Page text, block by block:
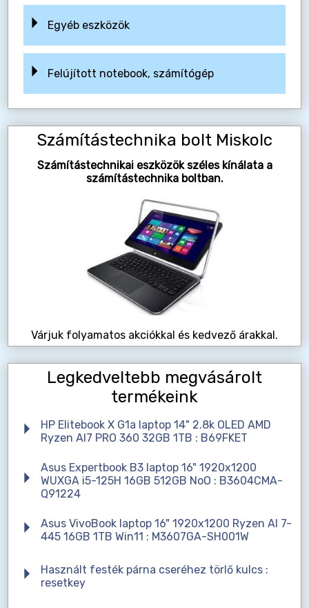
Egyéb eszközök
Felújított notebook, számítógép
Számítástechnika bolt Miskolc
Számítástechnikai eszközök széles kínálata a
számítástechnika boltban.
Várjuk folyamatos akciókkal és kedvező árakkal.
Legkedveltebb megvásárolt
termékeink
HP Elitebook X G1a laptop 14" 2.8k OLED AMD
Ryzen AI7 PRO 360 32GB 1TB : B69FKET
Asus Expertbook B3 laptop 16" 1920x1200
WUXGA i5-125H 16GB 512GB NoO : B3604CMA-
Q91224
Asus VivoBook laptop 16" 1920x1200 Ryzen AI 7-
445 16GB 1TB Win11 : M3607GA-SH001W
Használt festék párna cseréhez törlő kulcs :
resetkey